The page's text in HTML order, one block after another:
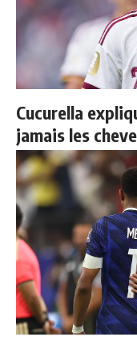
Cucurella
jamais les